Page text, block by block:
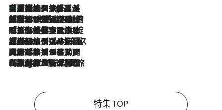
9 Hours Ago
【厳選旅コスメ】「多機能アイテムがメイン！」旅好き美容エディターが選んだ夏旅ベストコスメを発表【Mサイズジップ】
2026.8.6
「荷物が増えるほど旅ストレスは増す」美容ジャーナリストがたどり着いた最終結論。“化粧品を劇的に減らす”感動の凝縮美容とは
2026.8.6
「旅先には金髪ウィッグを持参」日本と同じメイクでは損してる!? 美容ジャーナリストが提案する“掟破りの旅美容”とは
2026.8.6
【厳選旅コスメ】「身軽さ＆UV対策重視！」ヘアアーティストshucoが選んだ夏旅ベストコスメを発表【Mサイズジップ】
2026.8.5
【厳選旅コスメ】国内をあちこち移動する河井菜摘が選んだ夏旅ベストコスメ発表！「リラックスアイテムはマスト」【Mサイズジップ】
2026.8.4
【厳選旅コスメ】「紫外線＆乾燥対策しながらメイク感も！」ヘア＆メイクGeorgeが選んだ夏旅ベストコスメを発表！【Mサイズジップ】
特集 TOP